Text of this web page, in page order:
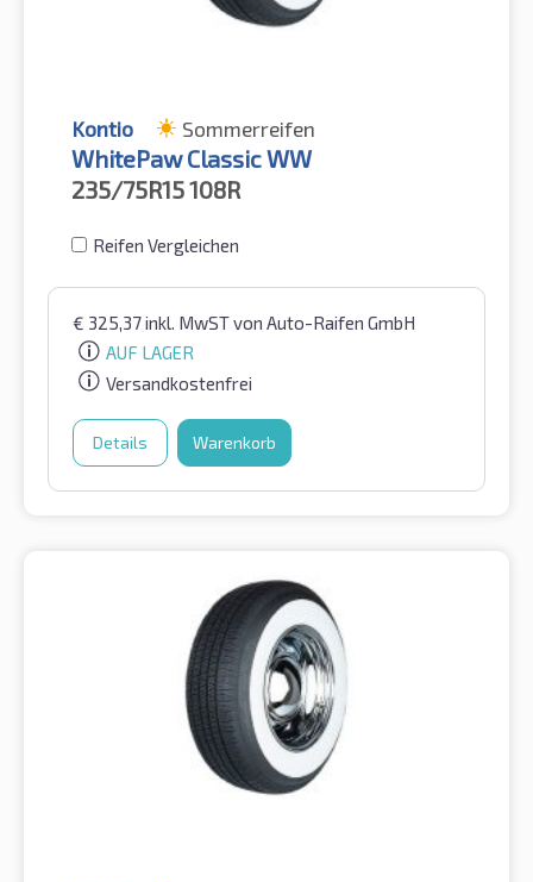
Kontio Sommerreifen
WhitePaw Classic WW
235/75R15108R
Reifen Vergleichen
€ 325,37inkl. MwSTvon Auto-Raifen GmbH
AUF LAGER
Versandkostenfrei
Details Warenkorb